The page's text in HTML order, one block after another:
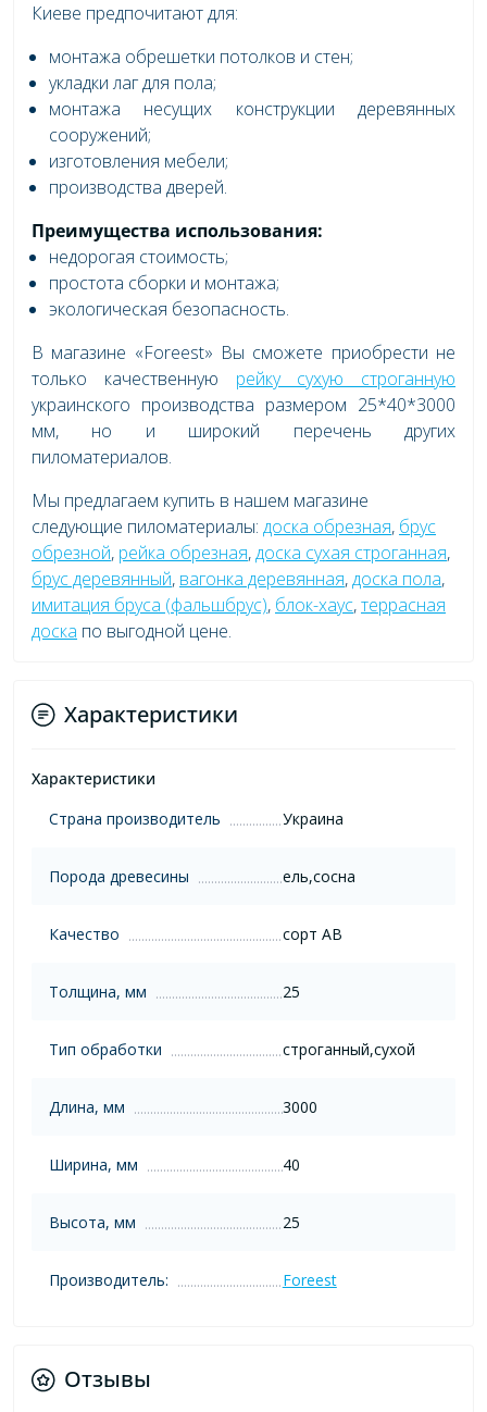
Киеве предпочитают для:
монтажа обрешетки потолков и стен;
укладки лаг для пола;
монтажа несущих конструкции деревянных
сооружений;
изготовления мебели;
производства дверей.
Преимущества использования:
недорогая стоимость;
простота сборки и монтажа;
экологическая безопасность.
В магазине «Foreest» Вы сможете приобрести не
только качественную рейку сухую строганную
украинского производства размером 25*40*3000
мм, но и широкий перечень других
пиломатериалов.
Мы предлагаем купить в нашем магазине
следующие пиломатериалы: доска обрезная, брус
обрезной, рейка обрезная,доска сухая строганная,
брус деревянный, вагонка деревянная,доска пола,
имитация бруса (фальшбрус), блок-хаус,террасная
доска по выгодной цене.
Характеристики
Характеристики
Страна производитель
Украина
Порода древесины ель,сосна
Качество сорт AB
Толщина, мм 25
Тип обработки строганный,сухой
Длина, мм 3000
Ширина, мм 40
Высота, мм 25
Производитель: Foreest
Отзывы